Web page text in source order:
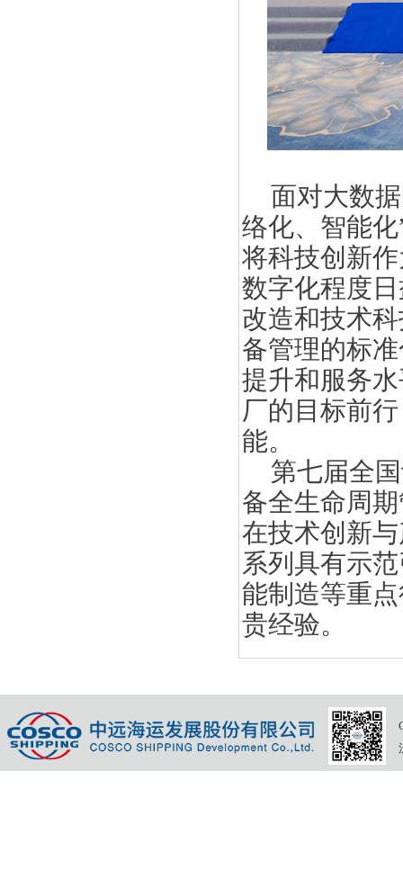
面对大数
络化、智能
将科技创新
数字化程度
改造和技术
备管理的标
提升和服务
厂的目标前
能。
第七届全
备全生命周
在技术创新
系列具有示
能制造等重
贵经验。